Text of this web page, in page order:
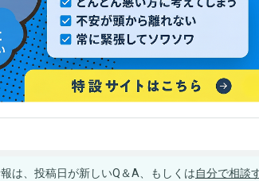
は、投稿日が新しいQ＆A、もしくは自分で相談